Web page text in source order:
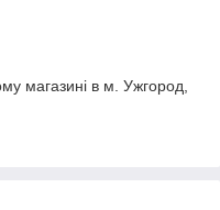
магазині в м. Ужгород,